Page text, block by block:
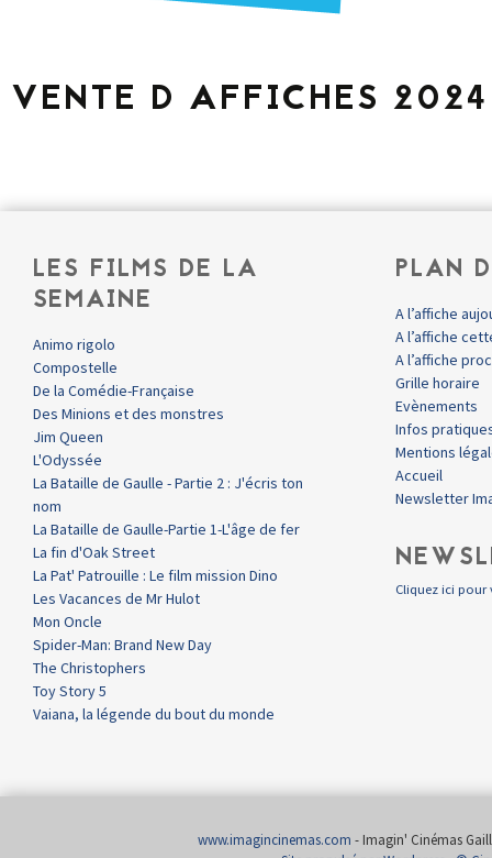
VENTE D AFFICHES 2024
LES FILMS DE LA
SEMAINE
Animo rigolo
Compostelle
De la Comédie-Française
Des Minions et des monstres
Jim Queen
L'Odyssée
La Bataille de Gaulle - Partie 2 : J'écris ton
nom
La Bataille de Gaulle-Partie 1-L'âge de fer
La fin d'Oak Street
La Pat' Patrouille : Le film mission Dino
Les Vacances de Mr Hulot
Mon Oncle
Spider-Man: Brand New Day
The Christophers
Toy Story 5
Vaiana, la légende du bout du monde
PLAN
A l’affiche
A l’affiche
A l’affiche
Grille horaire
Evènements
Infos
Mentions
Accueil
Newsletter
Cliquez ici pour
www.imagincinemas.com - Imagin' Cinémas